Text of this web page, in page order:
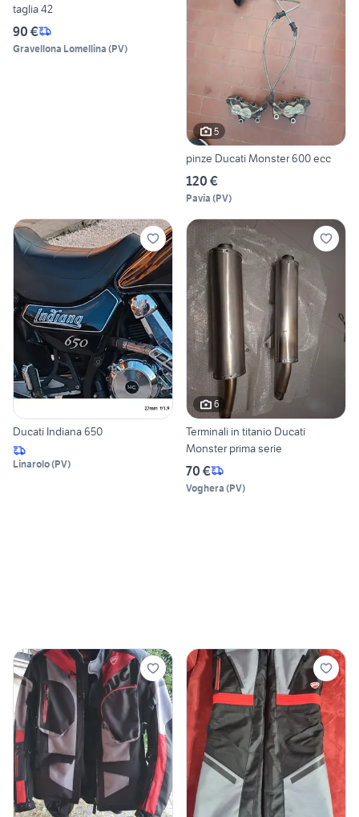
taglia 42
90 €
Gravellona Lomellina (PV)
5
pinze Ducati Monster 600 ecc
120 €
Pavia (PV)
Ducati Indiana 650
Linarolo(PV)
6
Terminali in titanio Ducati
Monster prima serie
70 €
Voghera (PV)